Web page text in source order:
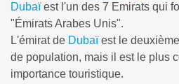
Dubaïest l'un des 7 Emirats qui
"Émirats Arabes Unis".
L'émirat de Dubaïest le
de population, mais il est le plus
importance touristique.